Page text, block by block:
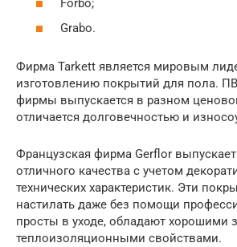
Forbo;
Grabo.
Фирма Tarkett является мировым
изготовлению покрытий для пола.
фирмы выпускается в разном
отличается долговечностью и
Французская фирма Gerflor
отличного качества с учетом
технических характеристик. Эти
настилать даже без помощи
просты в уходе, обладают хорошими
теплоизоляционными свойствами.